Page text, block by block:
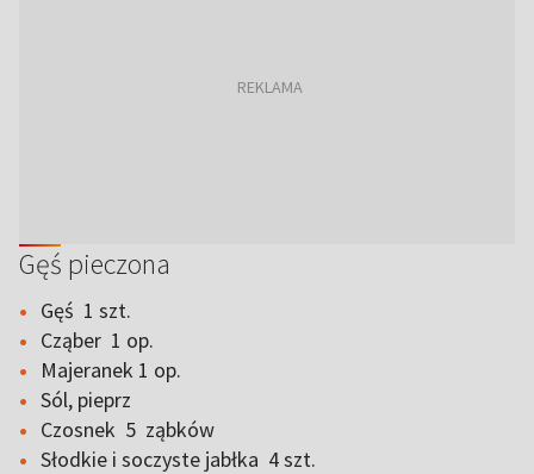
Gęś pieczona
Gęś 1 szt.
Cząber 1 op.
Majeranek 1 op.
Sól, pieprz
Czosnek 5 ząbków
Słodkie i soczyste jabłka 4 szt.